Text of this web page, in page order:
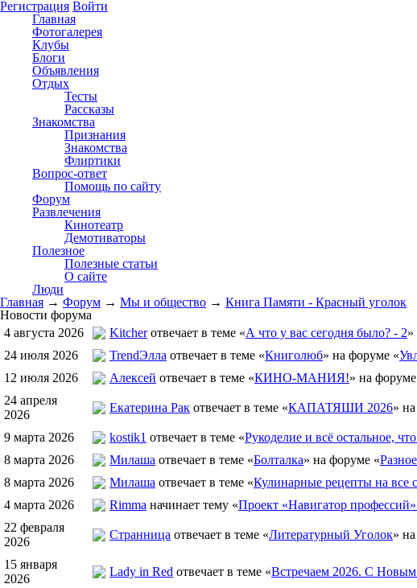
Регистрация Войти
Главная
Фотогалерея
Клубы
Блоги
Объявления
Отдых
Тесты
Рассказы
Знакомства
Признания
Знакомства
Флиртики
Вопрос-ответ
Помощь по сайту
Форум
Развлечения
Кинотеатр
Демотиваторы
Полезное
Полезные статьи
О сайте
Люди
Главная → Форум → Мы и общество → Книга Памяти - Красный уголок
Новости форума
4 августа 2026
Kitcherотвечает в теме «А что у вас сегодня было? - 2»
24 июля 2026
TrendЭлла отвечает в теме «Книголюб» на форуме «
12 июля 2026
Алексей отвечает в теме «КИНО-МАНИЯ!» на
24 апреля
2026
Екатерина Рак отвечает в теме «КАПАТЯШИ 2026»
9 марта 2026 kostik1 отвечает в теме «Рукоделие и всё остальное,
8 марта 2026
Милаша отвечает в теме «Болталка» на форуме «Разное
8 марта 2026
Милаша отвечает в теме «Кулинарные рецепты на все
4 марта 2026
Rimma начинает тему «Проект «Навигатор
22 февраля
2026
Странница отвечает в теме «Литературный Уголок»
15 января
2026
Lady in Red отвечает в теме «Встречаем 2026. С